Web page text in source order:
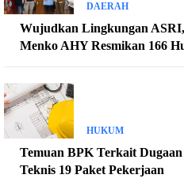
DAERAH
Wujudkan Lingkungan
Menko AHY Resmikan 166
HUKUM
Temuan BPK Terkait
Teknis 19 Paket Pekerjaan